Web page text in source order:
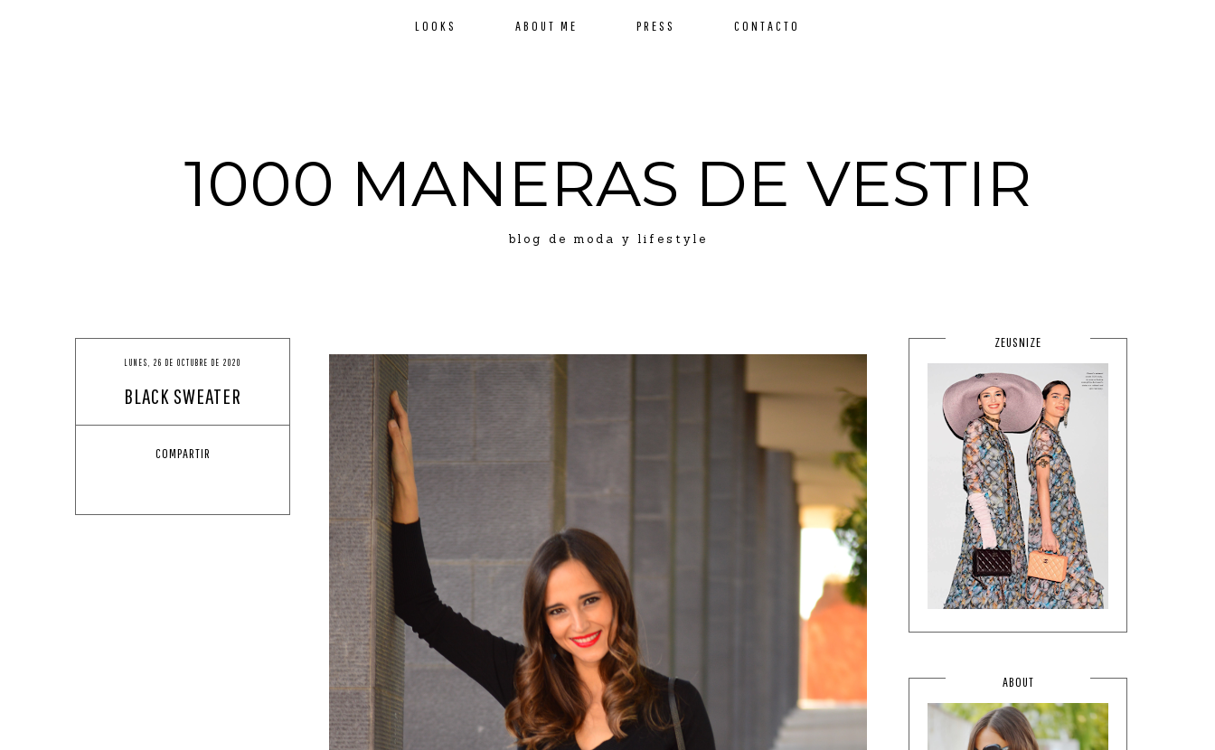
1000 MANERAS DE VESTIR
blog de moda y lifestyle
LOOKS ABOUT ME PRESS CONTACTO
LUNES, 26 DE OCTUBRE DE 2020
BLACK SWEATER
COMPARTIR
ZEUSNIZE
ABOUT